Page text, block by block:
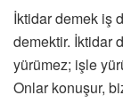
İktidar demek iş
demektir. İktidar
yürümez; işle
Onlar konuşur,